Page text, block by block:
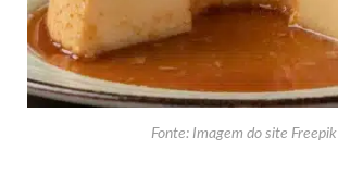
Fonte: Imagem do site Freepik